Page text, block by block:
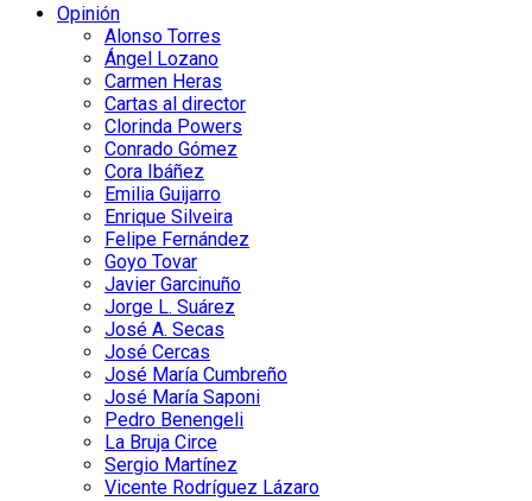
Opinión
Alonso Torres
Ángel Lozano
Carmen Heras
Cartas al director
Clorinda Powers
Conrado Gómez
Cora Ibáñez
Emilia Guijarro
Enrique Silveira
Felipe Fernández
Goyo Tovar
Javier Garcinuño
Jorge L. Suárez
José A. Secas
José Cercas
José María Cumbreño
José María Saponi
Pedro Benengeli
La Bruja Circe
Sergio Martínez
Vicente Rodríguez Lázaro